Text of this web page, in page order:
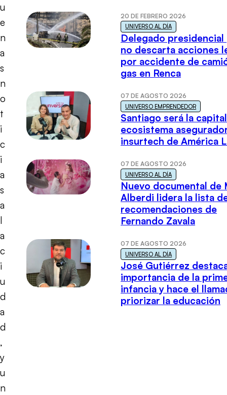
u
e
n
a
s
n
o
t
i
c
i
a
s
a
l
a
c
i
u
d
a
d
,
y
u
n
20 DE FEBRERO 2026
UNIVERSO AL DÍA
Delegado presidencial
no descarta acciones
por accidente de
gas en Renca
07 DE AGOSTO 2026
UNIVERSO EMPRENDEDOR
Santiago será la
ecosistema
insurtech de América
07 DE AGOSTO 2026
UNIVERSO AL DÍA
Nuevo documental de
Alberdi lidera la lista
recomendaciones de
Fernando Zavala
07 DE AGOSTO 2026
UNIVERSO AL DÍA
José Gutiérrez
importancia de la
infancia y hace el
priorizar la educación